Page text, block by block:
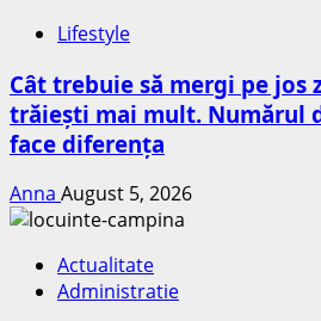
Lifestyle
Cât trebuie să mergi pe jos
trăiești mai mult. Numărul
face diferența
Anna August 5, 2026
Actualitate
Administratie